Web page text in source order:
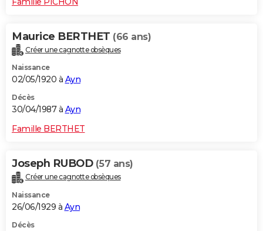
Maurice BERTHET (66 ans)
Créer une cagnotte obsèques
Naissance
02/05/1920 à Ayn
Décès
30/04/1987 à Ayn
Famille BERTHET
Joseph RUBOD (57 ans)
Créer une cagnotte obsèques
Naissance
26/06/1929 à Ayn
Décès